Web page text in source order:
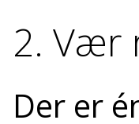
2. Vær
Der er